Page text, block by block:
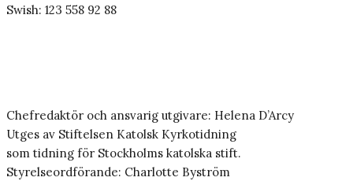
Swish: 123 558 92 88
Chefredaktör och ansvarig utgivare: Helena D’Arcy
Utges av Stiftelsen Katolsk Kyrkotidning
som tidning för Stockholms katolska stift.
Styrelseordförande: Charlotte Byström